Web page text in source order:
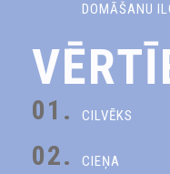
DOMĀŠANU
01. CILVĒKS
02. CIEŅA